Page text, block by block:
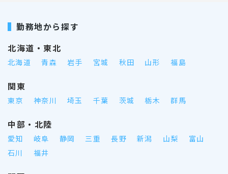
勤務地から探す
北海道・東北
北海道 青森 岩手 宮城 秋田 山形 福島
関東
東京 神奈川 埼玉 千葉 茨城 栃木 群馬
中部・北陸
愛知 岐阜 静岡 三重 長野 新潟 山梨
富山
石川
福井